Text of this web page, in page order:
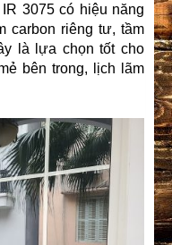
IR 3075 có hiệu năng
carbon riêng tư, tầm
là lựa chọn tốt cho
bên trong, lịch lãm